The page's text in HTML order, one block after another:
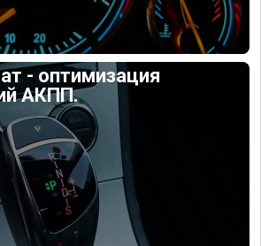
- оптимизация
АКПП.